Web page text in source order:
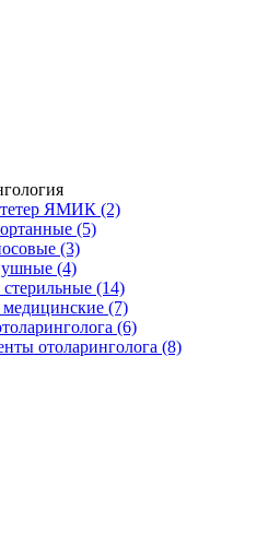
ЯМИК (2)
(5)
(3)
(4)
(14)
(7)
(6)
отоларинголога (8)